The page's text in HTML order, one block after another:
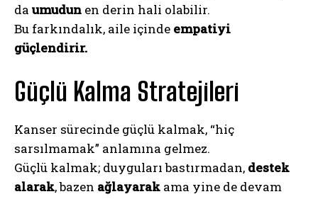
da umudun en derin hali olabilir.
Bu farkındalık, aile içinde empatiyi
güçlendirir.
Güçlü Kalma Stratejileri
Kanser sürecinde güçlü kalmak, “hiç
sarsılmamak” anlamına gelmez.
Güçlü kalmak; duyguları bastırmadan, destek
alarak, bazen ağlayarak ama yine de devam